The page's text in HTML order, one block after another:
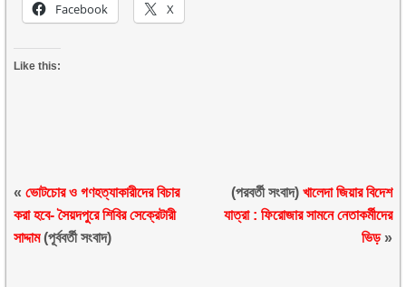
Facebook X
Like this:
«ভোটচোর ও গণহত্যাকারীদের বিচার
করা হবে- সৈয়দপুরে শিবির সেক্রেটারী
সাদ্দাম(পূর্ববর্তী সংবাদ)
(পরবর্তী সংবাদ) খালেদা জিয়ার বিদেশ
যাত্রা : ফিরোজার সামনে নেতাকর্মীদের
ভিড়»